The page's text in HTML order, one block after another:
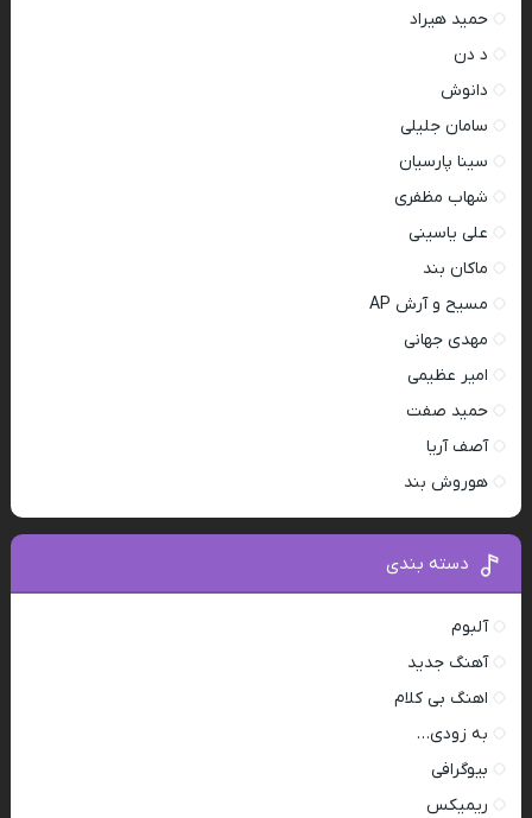
حمید هیراد
د دن
دانوش
سامان جلیلی
سینا پارسیان
شهاب مظفری
علی یاسینی
ماکان بند
مسیح و آرش AP
مهدی جهانی
امیر عظیمی
حمید صفت
آصف آریا
هوروش بند
دسته بندی
آلبوم
آهنگ جدید
اهنگ بی کلام
به زودی…
بیوگرافی
ریمیکس